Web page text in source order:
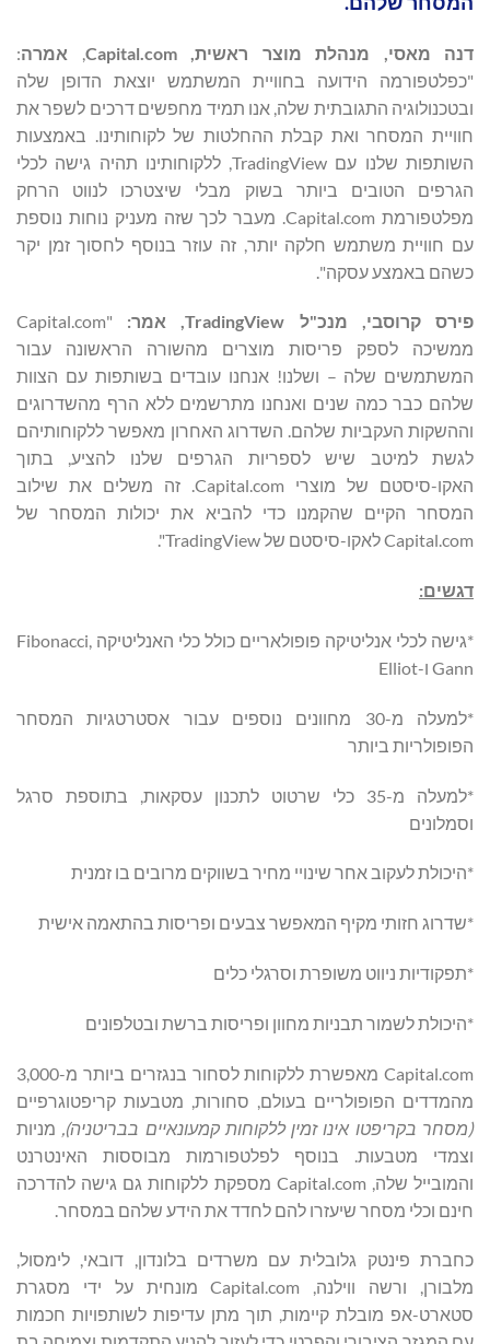
דנה מאסי, מנהלת מוצר ראשית,Capital.com אמרה:
"כפלטפורמה הידועה בחוויית המשתמש יוצאת הדופן שלה
ובטכנולוגיה התגובתית שלה, אנו תמיד מחפשים דרכים לשפר את
חוויית המסחר ואת קבלת ההחלטות של לקוחותינו. באמצעות
השותפות שלנו עם TradingView, ללקוחותינו תהיה גישה לכלי
הגרפים הטובים ביותר בשוק מבלי שיצטרכו לנווט הרחק
מפלטפורמת Capital.com. מעבר לכך שזה מעניק נוחות נוספת
עם חוויית משתמש חלקה יותר, זה עוזר בנוסף לחסוך זמן יקר
כשהם באמצע עסקה".
פירס קרוסבי, מנכ"ל TradingView, אמר:
"Capital.com
ממשיכה לספק פריסות מוצרים מהשורה הראשונה עבור
המשתמשים שלה – ושלנו! אנחנו עובדים בשותפות עם הצוות
שלהם כבר כמה שנים ואנחנו מתרשמים ללא הרף מהשדרוגים
וההשקות העקביות שלהם. השדרוג האחרון מאפשר ללקוחותיהם
לגשת למיטב שיש לספריות הגרפים שלנו להציע, בתוך
האקו-סיסטם של מוצרי Capital.com. זה משלים את שילוב
המסחר הקיים שהקמנו כדי להביא את יכולות המסחר של
Capital.com לאקו-סיסטם של TradingView".
דגשים:
*גישה לכלי אנליטיקה פופולאריים כולל כלי האנליטיקה Fibonacci,
Gann ו-Elliot
*למעלה מ-30 מחוונים נוספים עבור אסטרטגיות המסחר
הפופולריות ביותר
*למעלה מ-35 כלי שרטוט לתכנון עסקאות, בתוספת סרגל
וסמלונים
*היכולת לעקוב אחר שינויי מחיר בשווקים מרובים בו זמנית
*שדרוג חזותי מקיף המאפשר צבעים ופריסות בהתאמה אישית
*תפקודיות ניווט משופרת וסרגלי כלים
*היכולת לשמור תבניות מחוון ופריסות ברשת ובטלפונים
Capital.com מאפשרת ללקוחות לסחור בנגזרים ביותר מ-3,000
מהמדדים הפופולריים בעולם, סחורות, מטבעות קריפטוגרפיים
(מסחר בקריפטו אינו זמין ללקוחות קמעונאיים בבריטניה), מניות
וצמדי מטבעות. בנוסף לפלטפורמות מבוססות האינטרנט
והמובייל שלה, Capital.com מספקת ללקוחות גם גישה להדרכה
חינם וכלי מסחר שיעזרו להם לחדד את הידע שלהם במסחר.
כחברת פינטק גלובלית עם משרדים בלונדון, דובאי, לימסול,
מלבורן, ורשה ווילנה, Capital.com מונחית על ידי מסגרת
סטארט-אפ מובלת קיימות, תוך מתן עדיפות לשותפויות חכמות